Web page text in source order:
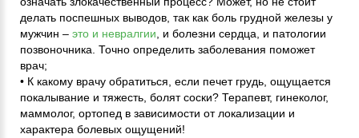
делать поспешных выводов, так как боль грудной железы у
мужчин – это и невралгии , и болезни сердца, и патологии
позвоночника. Точно определить заболевания поможет
врач;
• К какому врачу обратиться, если печет грудь, ощущается
покалывание и тяжесть, болят соски? Терапевт, гинеколог,
маммолог, ортопед в зависимости от локализации и
характера болевых ощущений!